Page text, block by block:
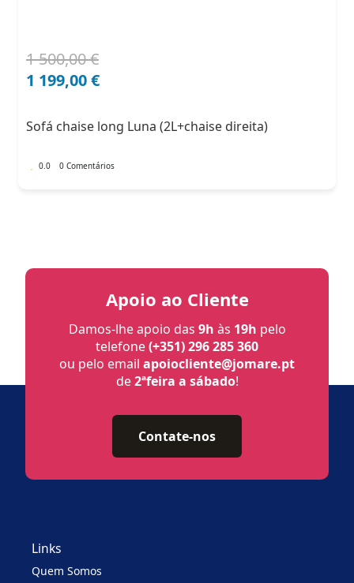
1 500,00€
O
preço
1
1 199,00€
O
preço
1
Sofá chaise long Luna (2L+chaise direita)
0.0 0 Comentários
Apoio ao Cliente
Damos-lhe apoio das 9h às 19h pelo
telefone(+351) 296 285 360
ou pelo email apoiocliente@jomare.pt
de2ªfeira a sábado!
Contate-nos
Links
Quem Somos